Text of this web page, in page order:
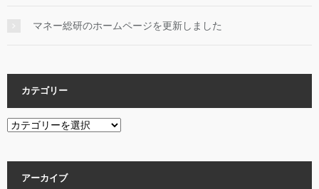
マネー総研のホームページを更新しました
カテゴリー
カ
アーカイブ